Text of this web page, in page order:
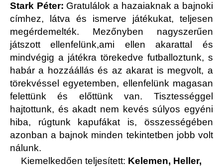
Stark Péter: Gratulálok a hazaiaknak a bajnoki
címhez, látva és ismerve játékukat, teljesen
megérdemelték. Mezőnyben nagyszerűen
játszott ellenfelünk,ami ellen akarattal és
mindvégig a játékra törekedve futballoztunk, s
habár a hozzáállás és az akarat is megvolt, a
törekvéssel egyetemben, ellenfelünk magasan
felettünk és előttünk van. Tisztességgel
hajtottunk, és akadt nem kevés súlyos egyéni
hiba, rúgtunk kapufákat is, összességében
azonban a bajnok minden tekintetben jobb volt
nálunk.
Kiemelkedően teljesített: Kelemen, Heller,